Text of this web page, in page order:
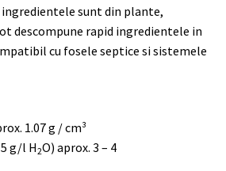
sunt din plante,
descompune rapid ingredientele in
cu fosele septice si sistemele
1.07 g / cm³
g/l H2O) aprox. 3 – 4